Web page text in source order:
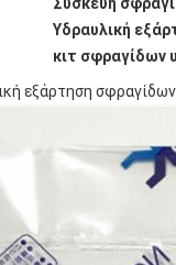
Συσκευή
Υδραυλική
κιτ σφραγίδων
εξάρτηση